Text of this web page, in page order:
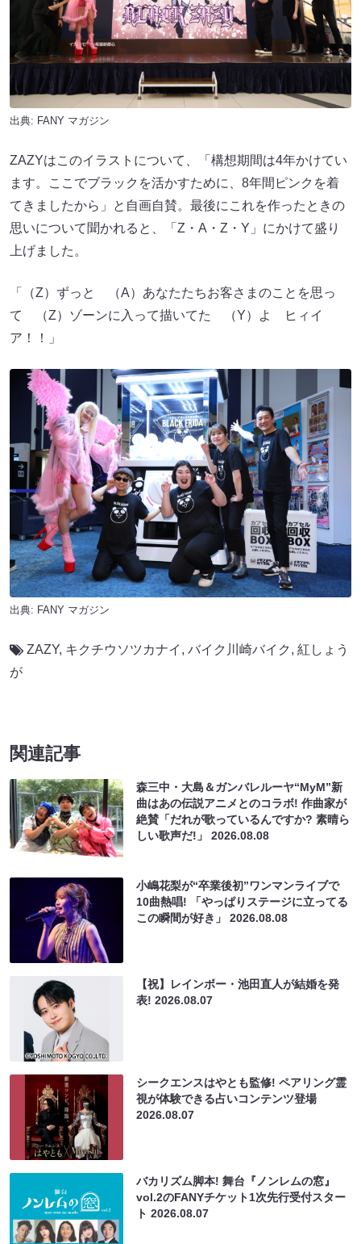
出典: FANY マガジン
ZAZYはこのイラストについて、「構想期間は4年かけてい
ます。ここでブラックを活かすために、8年間ピンクを着
てきましたから」と自画自賛。最後にこれを作ったときの
思いについて聞かれると、「Z・A・Z・Y」にかけて盛り
上げました。
「（Z）ずっと （A）あなたたちお客さまのことを思っ
て （Z）ゾーンに入って描いてた （Y）よ ヒィイ
ア！！」
出典: FANY マガジン
ZAZY, キクチウソツカナイ , バイク川崎バイク , 紅しょう
が
関連記事
森三中・大島＆ガンバレルーヤ“MyM”新
曲はあの伝説アニメとのコラボ! 作曲家が
絶賛「だれが歌っているんですか? 素晴ら
しい歌声だ!」2026.08.08
小嶋花梨が“卒業後初”ワンマンライブで
10曲熱唱! 「やっぱりステージに立ってる
この瞬間が好き」2026.08.08
【祝】レインボー・池田直人が結婚を発
表!2026.08.07
シークエンスはやとも監修! ペアリング霊
視が体験できる占いコンテンツ登場
2026.08.07
バカリズム脚本! 舞台『ノンレムの窓』
vol.2のFANYチケット1次先行受付スター
ト2026.08.07